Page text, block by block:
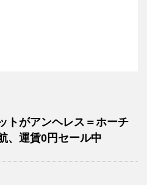
トがアンヘレス＝ホーチ
、運賃0円セール中